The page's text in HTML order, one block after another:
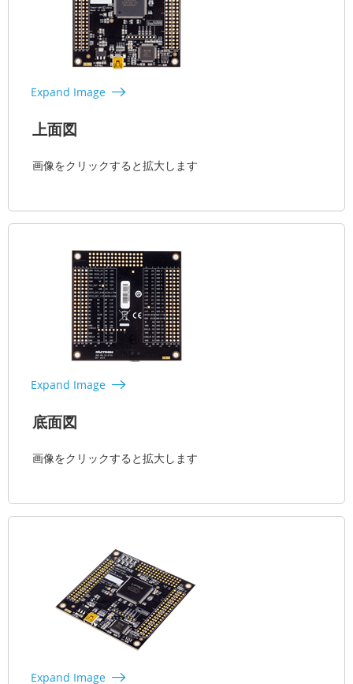
Expand Image
上面図
画像をクリックすると拡大します
Expand Image
底面図
画像をクリックすると拡大します
Expand Image